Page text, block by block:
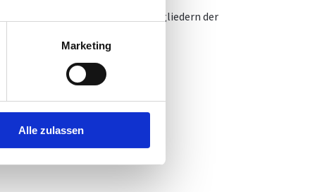
Marketing
Alle zulassen
Option*. Er steht allen Mitgliedern der